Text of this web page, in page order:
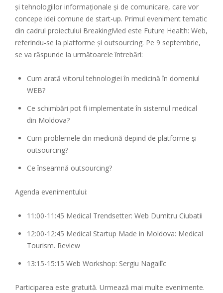
și tehnologiilor informaționale și de comunicare, care vor
concepe idei comune de start-up. Primul eveniment tematic
din cadrul proiectului BreakingMed este Future Health: Web,
referindu-se la platforme și outsourcing. Pe 9 septembrie,
se va răspunde la următoarele întrebări:
Cum arată viitorul tehnologiei în medicină în domeniul
WEB?
Ce schimbări pot fi implementate în sistemul medical
din Moldova?
Cum problemele din medicină depind de platforme și
outsourcing?
Ce înseamnă outsourcing?
Agenda evenimentului:
11:00-11:45 Medical Trendsetter: Web Dumitru Ciubatii
12:00-12:45 Medical Startup Made in Moldova: Medical
Tourism. Review
13:15-15:15 Web Workshop: Sergiu Nagailîc
Participarea este gratuită. Urmează mai multe evenimente.